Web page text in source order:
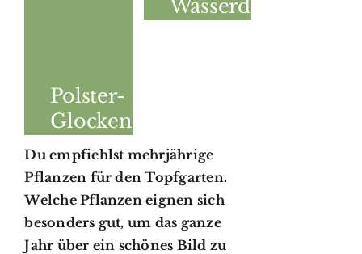
Polster-
Glockenblume
(Campanula
portenschlagiana)
Wasserdost
Du empfiehlst mehrjährige
Pflanzen für den Topfgarten.
Welche Pflanzen eignen sich
besonders gut, um das ganze
Jahr über ein schönes Bild zu